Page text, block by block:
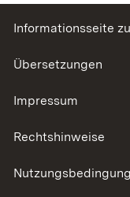
Informationsseite
Übersetzungen
Impressum
Rechtshinweise